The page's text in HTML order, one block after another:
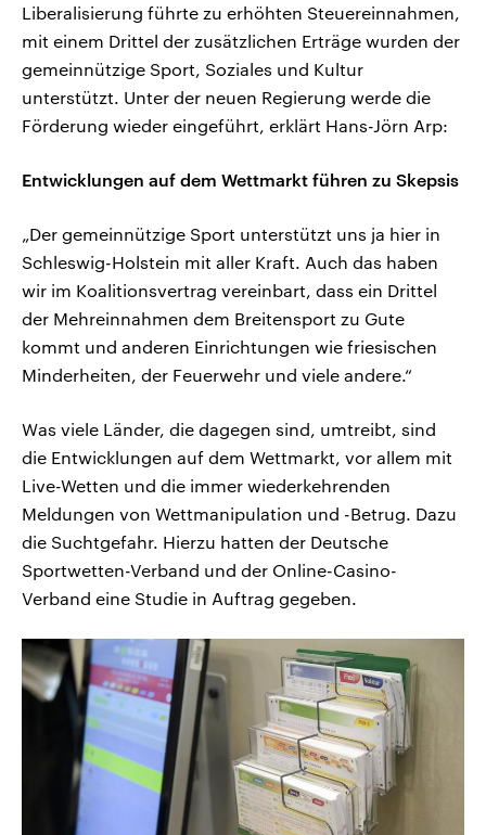
Liberalisierung führte zu erhöhten Steuereinnahmen,
mit einem Drittel der zusätzlichen Erträge wurden der
gemeinnützige Sport, Soziales und Kultur
unterstützt. Unter der neuen Regierung werde die
Förderung wieder eingeführt, erklärt Hans-Jörn Arp:
Entwicklungen auf dem Wettmarkt führen zu Skepsis
„Der gemeinnützige Sport unterstützt uns ja hier in
Schleswig-Holstein mit aller Kraft. Auch das haben
wir im Koalitionsvertrag vereinbart, dass ein Drittel
der Mehreinnahmen dem Breitensport zu Gute
kommt und anderen Einrichtungen wie friesischen
Minderheiten, der Feuerwehr und viele andere.“
Was viele Länder, die dagegen sind, umtreibt, sind
die Entwicklungen auf dem Wettmarkt, vor allem mit
Live-Wetten und die immer wiederkehrenden
Meldungen von Wettmanipulation und -Betrug. Dazu
die Suchtgefahr. Hierzu hatten der Deutsche
Sportwetten-Verband und der Online-Casino-
Verband eine Studie in Auftrag gegeben.